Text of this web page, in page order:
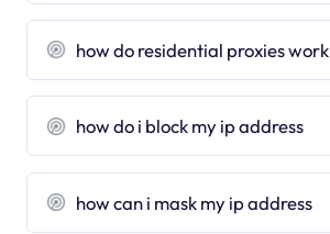
how do residential proxies work
how do i block my ip address
how can i mask my ip address